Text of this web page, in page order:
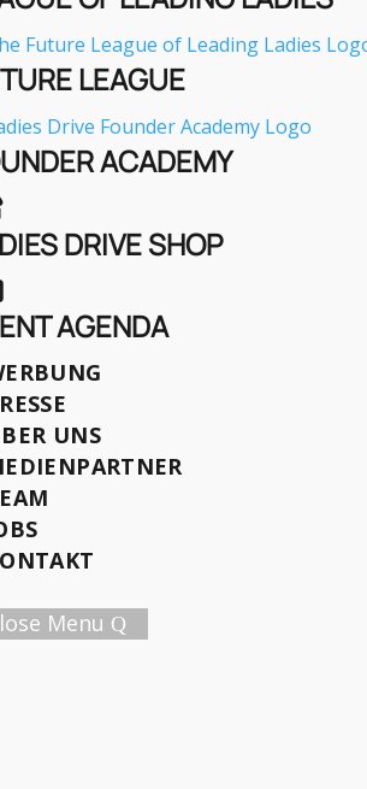
LEAGUE
ACADEMY
DRIVE SHOP
AGENDA
UNS
Menu
wie wir gemeinsam die Welt bewegen.